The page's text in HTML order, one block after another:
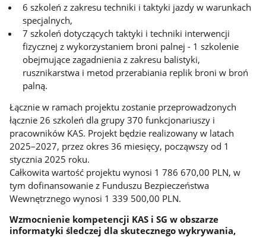
6 szkoleń z zakresu techniki i taktyki jazdy w warunkach
specjalnych,
7 szkoleń dotyczących taktyki i techniki interwencji
fizycznej z wykorzystaniem broni palnej - 1 szkolenie
obejmujące zagadnienia z zakresu balistyki,
rusznikarstwa i metod przerabiania replik broni w broń
palną.
Łącznie w ramach projektu zostanie przeprowadzonych
łącznie 26 szkoleń dla grupy 370 funkcjonariuszy i
pracowników KAS. Projekt będzie realizowany w latach
2025–2027, przez okres 36 miesięcy, począwszy od 1
stycznia 2025 roku.
Całkowita wartość projektu wynosi 1 786 670,00 PLN, w
tym dofinansowanie z Funduszu Bezpieczeństwa
Wewnętrznego wynosi 1 339 500,00 PLN.
Wzmocnienie kompetencji KAS i SG w obszarze
informatyki śledczej dla skutecznego wykrywania,